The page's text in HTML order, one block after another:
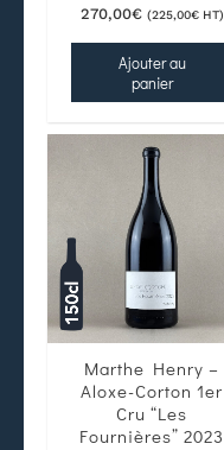
270,00€ (225,00€HT)
Ajouter au
panier
Marthe Henry –
Aloxe-Corton 1er
Cru “Les
Fournières” 2023